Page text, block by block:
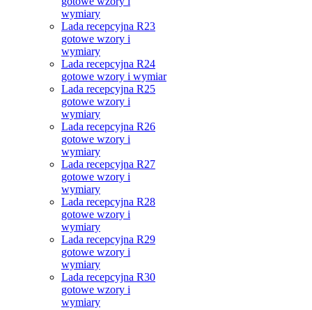
wymiary
Lada recepcyjna R23
gotowe wzory i
wymiary
Lada recepcyjna R24
gotowe wzory i wymiar
Lada recepcyjna R25
gotowe wzory i
wymiary
Lada recepcyjna R26
gotowe wzory i
wymiary
Lada recepcyjna R27
gotowe wzory i
wymiary
Lada recepcyjna R28
gotowe wzory i
wymiary
Lada recepcyjna R29
gotowe wzory i
wymiary
Lada recepcyjna R30
gotowe wzory i
wymiary